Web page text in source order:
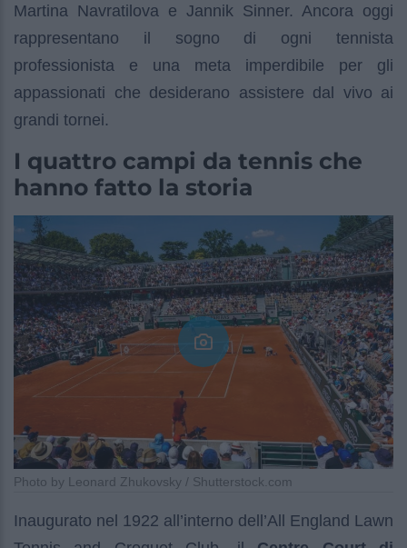
Martina Navratilova e Jannik Sinner. Ancora oggi
rappresentano il sogno di ogni tennista
professionista e una meta imperdibile per gli
appassionati che desiderano assistere dal vivo ai
grandi tornei.
I quattro campi da tennis che
hanno fatto la storia
Photo by Leonard Zhukovsky / Shutterstock.com
Inaugurato nel 1922 all’interno dell’All England Lawn